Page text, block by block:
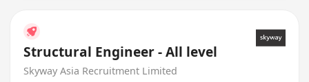
Structural Engineer - All level
Skyway Asia Recruitment Limited